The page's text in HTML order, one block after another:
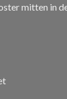
mitten in